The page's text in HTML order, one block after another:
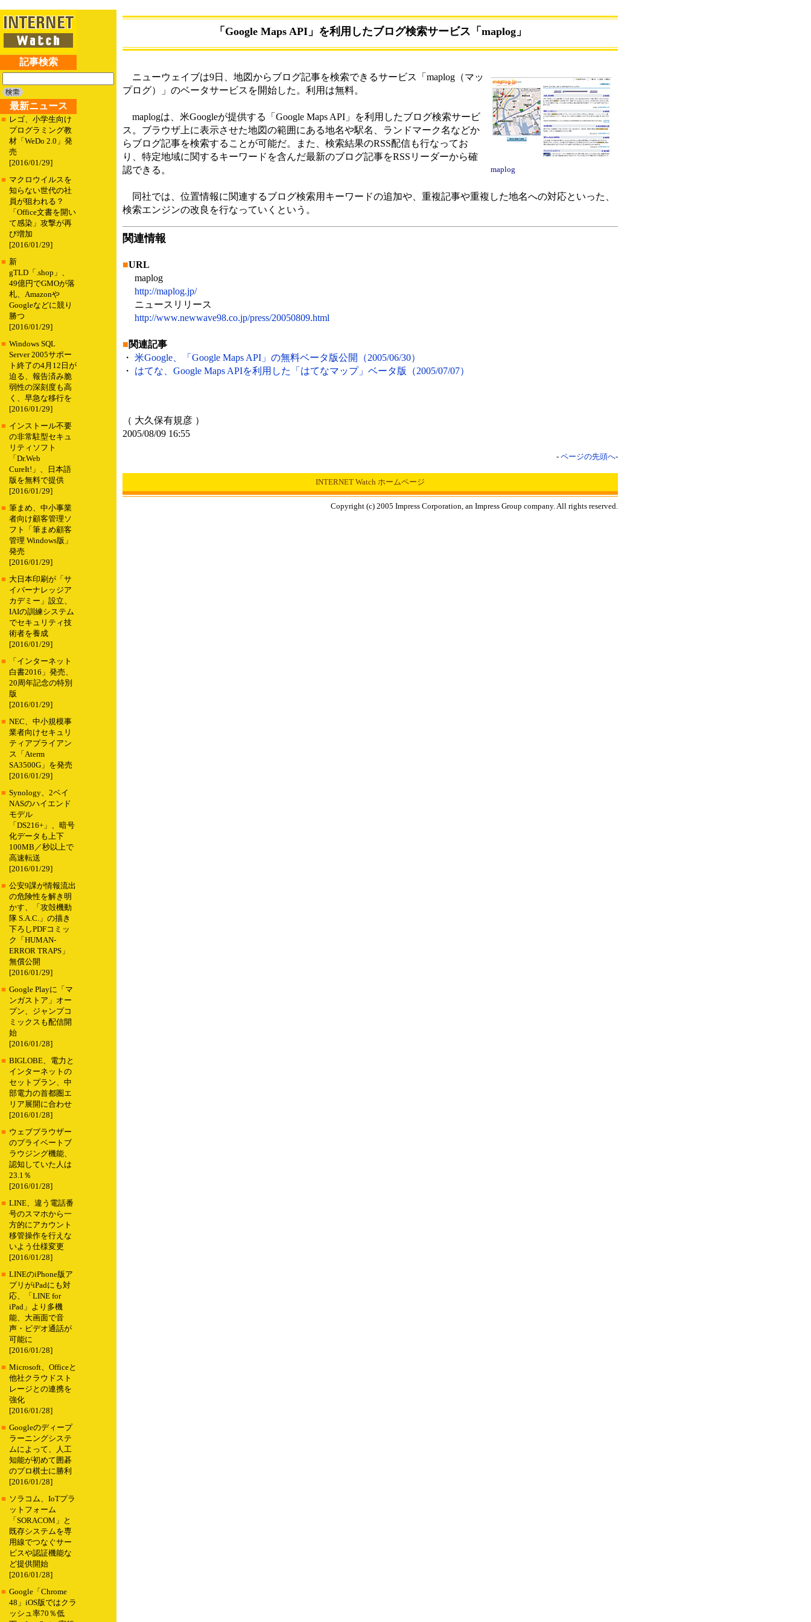
記事検索
最新ニュース
■ レゴ、小学生向け
プログラミング教
材「WeDo 2.0」発
売
[2016/01/29]
■ マクロウイルスを
知らない世代の社
員が狙われる？
「Office文書を開い
て感染」攻撃が再
び増加
[2016/01/29]
■ 新
gTLD「.shop」、
49億円でGMOが落
札、Amazonや
Googleなどに競り
勝つ
[2016/01/29]
■ Windows SQL
Server 2005サポー
ト終了の4月12日が
迫る、報告済み脆
弱性の深刻度も高
く、早急な移行を
[2016/01/29]
■ インストール不要
の非常駐型セキュ
リティソフト
「Dr.Web
CureIt!」、日本語
版を無料で提供
[2016/01/29]
■ 筆まめ、中小事業
者向け顧客管理ソ
フト「筆まめ顧客
管理 Windows版」
発売
[2016/01/29]
■ 大日本印刷が「サ
イバーナレッジア
カデミー」設立、
IAIの訓練システム
でセキュリティ技
術者を養成
[2016/01/29]
■
「インターネット
白書2016」発売、
20周年記念の特別
版
[2016/01/29]
■ NEC、中小規模事
業者向けセキュリ
ティアプライアン
ス「Aterm
SA3500G」を発売
[2016/01/29]
■ Synology、2ベイ
NASのハイエンド
モデル
「DS216+」、暗号
化データも上下
100MB／秒以上で
高速転送
[2016/01/29]
■ 公安9課が情報流出
の危険性を解き明
かす、「攻殻機動
隊 S.A.C.」の描き
下ろしPDFコミッ
ク「HUMAN-
ERROR TRAPS」
無償公開
[2016/01/29]
■ Google Playに「マ
ンガストア」オー
プン、ジャンプコ
ミックスも配信開
始
[2016/01/28]
■ BIGLOBE、電力と
インターネットの
セットプラン、中
部電力の首都圏エ
リア展開に合わせ
[2016/01/28]
■ ウェブブラウザー
のプライベートブ
ラウジング機能、
認知していた人は
23.1％
[2016/01/28]
■ LINE、違う電話番
号のスマホから一
方的にアカウント
移管操作を行えな
いよう仕様変更
[2016/01/28]
■ LINEのiPhone版ア
プリがiPadにも対
応、「LINE for
iPad」より多機
能、大画面で音
声・ビデオ通話が
可能に
[2016/01/28]
■ Microsoft、Officeと
他社クラウドスト
レージとの連携を
強化
[2016/01/28]
■ Googleのディープ
ラーニングシステ
ムによって、人工
知能が初めて囲碁
のプロ棋士に勝利
[2016/01/28]
■ ソラコム、IoTプラ
ットフォーム
「SORACOM」と
既存システムを専
用線でつなぐサー
ビスや認証機能な
ど提供開始
[2016/01/28]
■ Google「Chrome
48」iOS版ではクラ
ッシュ率70％低
「Google Maps API」を利用したブログ検索サービス「maplog」
maplog
ニューウェイブは9日、地図からブログ記事を検索できるサービス「maplog（マッ
プログ）」のベータサービスを開始した。利用は無料。
maplogは、米Googleが提供する「Google Maps API」を利用したブログ検索サービ
ス。ブラウザ上に表示させた地図の範囲にある地名や駅名、ランドマーク名などか
らブログ記事を検索することが可能だ。また、検索結果のRSS配信も行なってお
り、特定地域に関するキーワードを含んだ最新のブログ記事をRSSリーダーから確
認できる。
同社では、位置情報に関連するブログ検索用キーワードの追加や、重複記事や重複した地名への対応といった、
検索エンジンの改良を行なっていくという。
関連情報
■URL
maplog
http://maplog.jp/
ニュースリリース
http://www.newwave98.co.jp/press/20050809.html
■関連記事
・ 米Google、「Google Maps API」の無料ベータ版公開（2005/06/30）
・ はてな、Google Maps APIを利用した「はてなマップ」ベータ版（2005/07/07）
（ 大久保有規彦 ）
2005/08/09 16:55
- ページの先頭へ-
INTERNET Watch ホームページ
Copyright (c) 2005 Impress Corporation, an Impress Group company. All rights reserved.